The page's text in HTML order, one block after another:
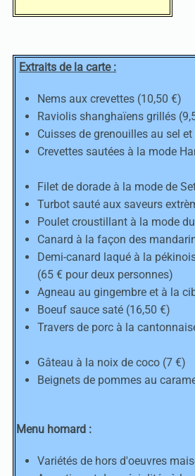
Extraits de la carte :
Nems aux crevettes (10,50 €)
Raviolis shanghaïens grillés
Cuisses de grenouilles au sel
Crevettes sautées à la mode
Filet de dorade à la mode de
Turbot sauté aux saveurs
Poulet croustillant à la mode
Canard à la façon des
Demi-canard laqué à la
(65 € pour deux personnes)
Agneau au gingembre et à la
Boeuf sauce saté (16,50 €)
Travers de porc à la
Gâteau à la noix de coco (7 €)
Beignets de pommes au
Menu homard :
Variétés de hors d'oeuvres